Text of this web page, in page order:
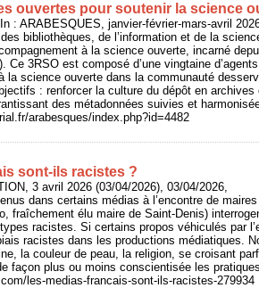
ouvertes pour soutenir la science
: ARABESQUES, janvier-février-mars-avril
bibliothèques, de l’information et de la
à la science ouverte, incarné
Ce 3RSO est composé d’une vingtaine
la science ouverte dans la communauté
: renforcer la culture du dépôt en
des métadonnées suivies et
arabesques/index.php?id=4482
sont‑ils racistes ?
3 avril 2026 (03/04/2026), 03/04/2026,
dans certains médias à l’encontre de
fraîchement élu maire de Saint-Denis)
racistes. Si certains propos véhiculés par
racistes dans les productions médiatiques.
la couleur de peau, la religion, se croisant
façon plus ou moins conscientisée les
les-medias-francais-sont-ils-racistes-279934